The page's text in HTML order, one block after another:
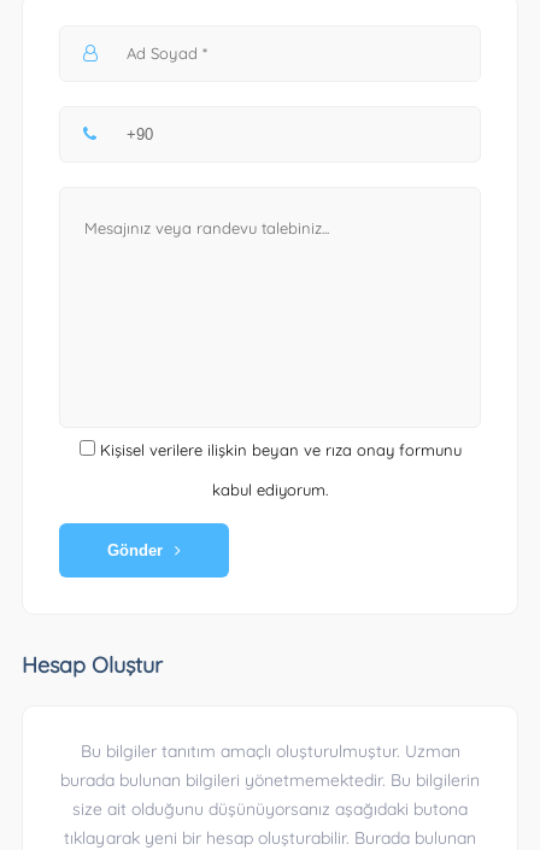
Kişisel verilere ilişkin beyan ve rıza onay formunu
kabul ediyorum.
Gönder
Hesap Oluştur
Bu bilgiler tanıtım amaçlı oluşturulmuştur. Uzman
burada bulunan bilgileri yönetmemektedir. Bu bilgilerin
size ait olduğunu düşünüyorsanız aşağıdaki butona
tıklayarak yeni bir hesap oluşturabilir. Burada bulunan